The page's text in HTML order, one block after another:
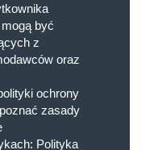
być
z
oraz
ochrony
zasady
Polityka